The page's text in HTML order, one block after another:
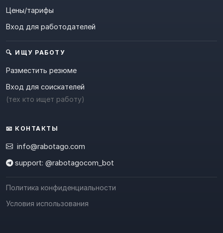
Цены/тарифы
Вход для работодателей
🔍 ИЩУ РАБОТУ
Разместить резюме
Вход для соискателей
(тех кто ищет работу)
📧 КОНТАКТЫ
info@rabotago.com
support: @rabotagocom_bot
Политика конфиденциальности
Условия использования